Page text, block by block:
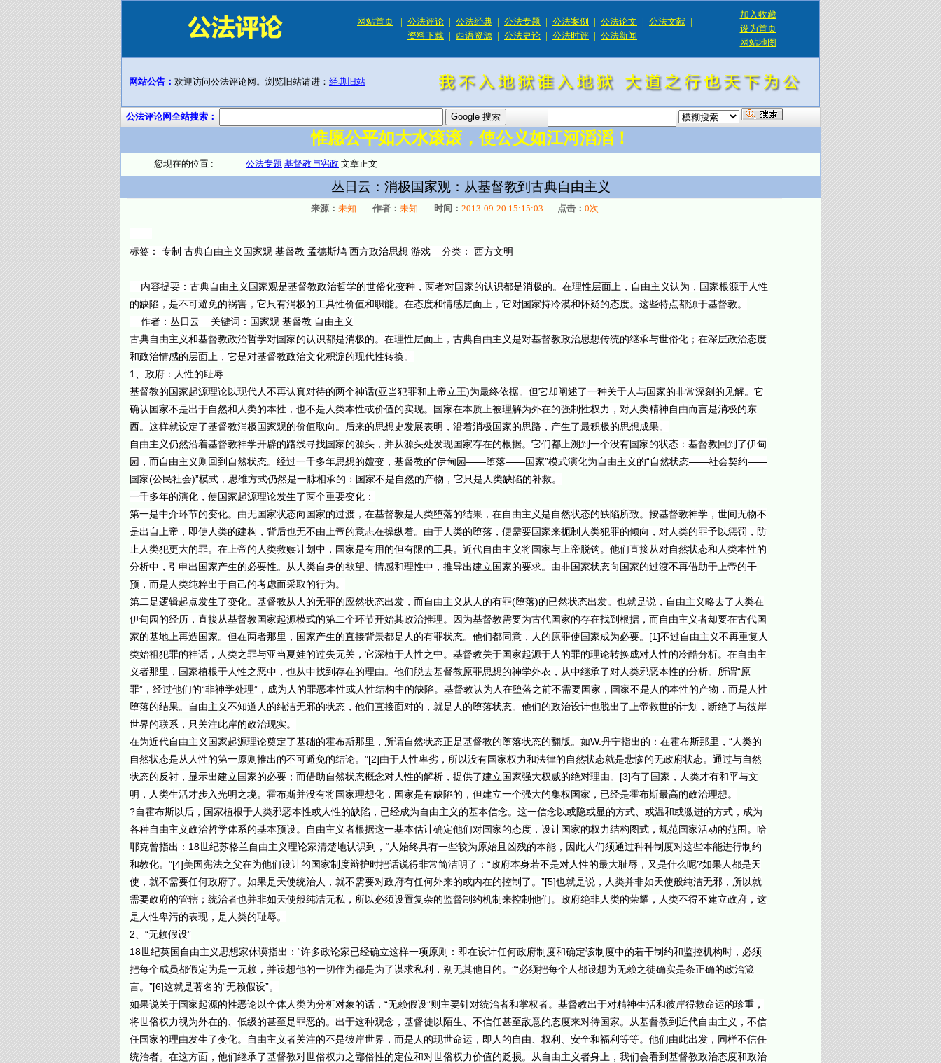
网站首页 | 公法评论 | 公法经典 | 公法专题 | 公法案例 | 公法论文 | 公法文献 |
资料下载 | 西语资源 | 公法史论 | 公法时评 | 公法新闻
加入收藏
设为首页
网站地图
网站公告： 欢迎访问公法评论网。浏览旧站请进： 经典旧站
公法评论网全站搜索：
惟愿公平如大水滚滚，使公义如江河滔滔！
您现在的位置 : 公法专题 基督教与宪政 文章正文
丛日云：消极国家观：从基督教到古典自由主义
来源： 未知 作者： 未知 时间： 2013-09-20 15:15:03 点击： 0次
标签： 专制 古典自由主义国家观 基督教 孟德斯鸠 西方政治思想 游戏 分类： 西方文明
内容提要：古典自由主义国家观是基督教政治哲学的世俗化变种，两者对国家的认识都是消极的。在理性层面上，自由主义认为，国家根源于人性
的缺陷，是不可避免的祸害，它只有消极的工具性价值和职能。在态度和情感层面上，它对国家持冷漠和怀疑的态度。这些特点都源于基督教。
作者：丛日云 关键词：国家观 基督教 自由主义
古典自由主义和基督教政治哲学对国家的认识都是消极的。在理性层面上，古典自由主义是对基督教政治思想传统的继承与世俗化；在深层政治态度
和政治情感的层面上，它是对基督教政治文化积淀的现代性转换。
1、政府：人性的耻辱
基督教的国家起源理论以现代人不再认真对待的两个神话(亚当犯罪和上帝立王)为最终依据。但它却阐述了一种关于人与国家的非常深刻的见解。它
确认国家不是出于自然和人类的本性，也不是人类本性或价值的实现。国家在本质上被理解为外在的强制性权力，对人类精神自由而言是消极的东
西。这样就设定了基督教消极国家观的价值取向。后来的思想史发展表明，沿着消极国家的思路，产生了最积极的思想成果。
自由主义仍然沿着基督教神学开辟的路线寻找国家的源头，并从源头处发现国家存在的根据。它们都上溯到一个没有国家的状态：基督教回到了伊甸
园，而自由主义则回到自然状态。经过一千多年思想的嬗变，基督教的“伊甸园——堕落——国家”模式演化为自由主义的“自然状态——社会契约——
国家(公民社会)”模式，思维方式仍然是一脉相承的：国家不是自然的产物，它只是人类缺陷的补救。
一千多年的演化，使国家起源理论发生了两个重要变化：
第一是中介环节的变化。由无国家状态向国家的过渡，在基督教是人类堕落的结果，在自由主义是自然状态的缺陷所致。按基督教神学，世间无物不
是出自上帝，即使人类的建构，背后也无不由上帝的意志在操纵着。由于人类的堕落，便需要国家来扼制人类犯罪的倾向，对人类的罪予以惩罚，防
止人类犯更大的罪。在上帝的人类救赎计划中，国家是有用的但有限的工具。近代自由主义将国家与上帝脱钩。他们直接从对自然状态和人类本性的
分析中，引申出国家产生的必要性。从人类自身的欲望、情感和理性中，推导出建立国家的要求。由非国家状态向国家的过渡不再借助于上帝的干
预，而是人类纯粹出于自己的考虑而采取的行为。
第二是逻辑起点发生了变化。基督教从人的无罪的应然状态出发，而自由主义从人的有罪(堕落)的已然状态出发。也就是说，自由主义略去了人类在
伊甸园的经历，直接从基督教国家起源模式的第二个环节开始其政治推理。因为基督教需要为古代国家的存在找到根据，而自由主义者却要在古代国
家的基地上再造国家。但在两者那里，国家产生的直接背景都是人的有罪状态。他们都同意，人的原罪使国家成为必要。[1]不过自由主义不再重复人
类始祖犯罪的神话，人类之罪与亚当夏娃的过失无关，它深植于人性之中。基督教关于国家起源于人的罪的理论转换成对人性的冷酷分析。在自由主
义者那里，国家植根于人性之恶中，也从中找到存在的理由。他们脱去基督教原罪思想的神学外衣，从中继承了对人类邪恶本性的分析。所谓“原
罪”，经过他们的“非神学处理”，成为人的罪恶本性或人性结构中的缺陷。基督教认为人在堕落之前不需要国家，国家不是人的本性的产物，而是人性
堕落的结果。自由主义不知道人的纯洁无邪的状态，他们直接面对的，就是人的堕落状态。他们的政治设计也脱出了上帝救世的计划，断绝了与彼岸
世界的联系，只关注此岸的政治现实。
在为近代自由主义国家起源理论奠定了基础的霍布斯那里，所谓自然状态正是基督教的堕落状态的翻版。如W.丹宁指出的：在霍布斯那里，“人类的
自然状态是从人性的第一原则推出的不可避免的结论。”[2]由于人性卑劣，所以没有国家权力和法律的自然状态就是悲惨的无政府状态。通过与自然
状态的反衬，显示出建立国家的必要；而借助自然状态概念对人性的解析，提供了建立国家强大权威的绝对理由。[3]有了国家，人类才有和平与文
明，人类生活才步入光明之境。霍布斯并没有将国家理想化，国家是有缺陷的，但建立一个强大的集权国家，已经是霍布斯最高的政治理想。
?自霍布斯以后，国家植根于人类邪恶本性或人性的缺陷，已经成为自由主义的基本信念。这一信念以或隐或显的方式、或温和或激进的方式，成为
各种自由主义政治哲学体系的基本预设。自由主义者根据这一基本估计确定他们对国家的态度，设计国家的权力结构图式，规范国家活动的范围。哈
耶克曾指出：18世纪苏格兰自由主义理论家清楚地认识到，“人始终具有一些较为原始且凶残的本能，因此人们须通过种种制度对这些本能进行制约
和教化。”[4]美国宪法之父在为他们设计的国家制度辩护时把话说得非常简洁明了：“政府本身若不是对人性的最大耻辱，又是什么呢?如果人都是天
使，就不需要任何政府了。如果是天使统治人，就不需要对政府有任何外来的或内在的控制了。”[5]也就是说，人类并非如天使般纯洁无邪，所以就
需要政府的管辖；统治者也并非如天使般纯洁无私，所以必须设置复杂的监督制约机制来控制他们。政府绝非人类的荣耀，人类不得不建立政府，这
是人性卑污的表现，是人类的耻辱。
2、“无赖假设”
18世纪英国自由主义思想家休谟指出：“许多政论家已经确立这样一项原则：即在设计任何政府制度和确定该制度中的若干制约和监控机构时，必须
把每个成员都假定为是一无赖，并设想他的一切作为都是为了谋求私利，别无其他目的。”“必须把每个人都设想为无赖之徒确实是条正确的政治箴
言。”[6]这就是著名的“无赖假设”。
如果说关于国家起源的性恶论以全体人类为分析对象的话，“无赖假设”则主要针对统治者和掌权者。基督教出于对精神生活和彼岸得救命运的珍重，
将世俗权力视为外在的、低级的甚至是罪恶的。出于这种观念，基督徒以陌生、不信任甚至敌意的态度来对待国家。从基督教到近代自由主义，不信
任国家的理由发生了变化。自由主义者关注的不是彼岸世界，而是人的现世命运，即人的自由、权利、安全和福利等等。他们由此出发，同样不信任
统治者。在这方面，他们继承了基督教对世俗权力之鄙俗性的定位和对世俗权力价值的贬损。从自由主义者身上，我们会看到基督教政治态度和政治